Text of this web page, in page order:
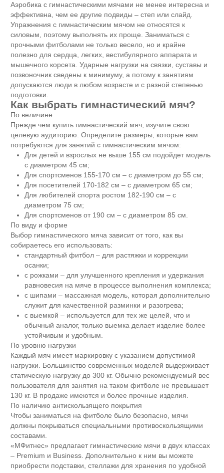
Аэробика с гимнастическими мячами не менее интересна и
эффективна, чем ее другие подвиды – степ или слайд.
Упражнения с гимнастическим мячом не относятся к
силовым, поэтому выполнять их проще. Заниматься с
прочными фитболами не только весело, но и крайне
полезно для сердца, легких, вестибулярного аппарата и
мышечного корсета. Ударные нагрузки на связки, суставы и
позвоночник сведены к минимуму, а потому к занятиям
допускаются люди в любом возрасте и с разной степенью
подготовки.
Как выбрать гимнастический мяч?
По величине
Прежде чем купить гимнастический мяч, изучите свою
целевую аудиторию. Определите размеры, которые вам
потребуются для занятий с гимнастическим мячом:
Для детей и взрослых не выше 155 см подойдет модель
с диаметром 45 см;
Для спортсменов 155-170 см – с диаметром до 55 см;
Для посетителей 170-182 см – с диаметром 65 см;
Для любителей спорта ростом 182-190 см – с
диаметром 75 см;
Для спортсменов от 190 см – с диаметром 85 см.
По виду и форме
Выбор гимнастического мяча зависит от того, как вы
собираетесь его использовать:
стандартный фитбол – для растяжки и коррекции
осанки;
с рожками – для улучшенного крепления и удержания
равновесия на мяче в процессе выполнения комплекса;
с шипами – массажная модель, которая дополнительно
служит для качественной разминки и разогрева;
с выемкой – используется для тех же целей, что и
обычный аналог, только выемка делает изделие более
устойчивым и удобным.
По уровню нагрузки
Каждый мяч имеет маркировку с указанием допустимой
нагрузки. Большинство современных моделей выдерживает
статическую нагрузку до 300 кг. Обычно рекомендуемый вес
пользователя для занятия на таком фитболе не превышает
130 кг. В продаже имеются и более прочные изделия.
По наличию антискользящего покрытия
Чтобы заниматься на фитболе было безопасно, мячи
должны покрываться специальными противоскользящими
составами.
«МФитнес» предлагает гимнастические мячи в двух классах
– Premium и Business. Дополнительно к ним вы можете
приобрести подставки, стеллажи для хранения по удобной